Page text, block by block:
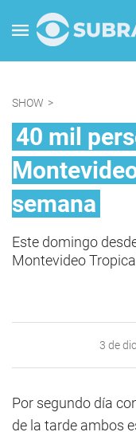
SHOW >
40 mil
semana
Este domingo
Montevideo
3 de
Por segundo día
de la tarde ambos